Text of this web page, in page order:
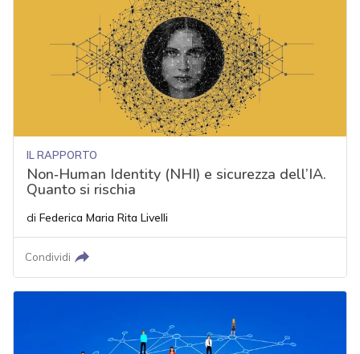
IL RAPPORTO
Non‑Human Identity (NHI) e sicurezza dell’IA.
Quanto si rischia
di Federica Maria Rita Livelli
Condividi